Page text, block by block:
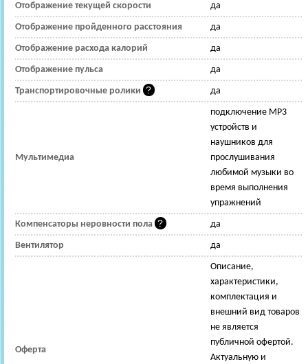
Отображение текущей скорости да
Отображение пройденного расстояния да
Отображение расхода калорий да
Отображение пульса да
Транспортировочные ролики да
Мультимедиа
подключение MР3
устройств и
наушников для
прослушивания
любимой музыки во
время выполнения
упражнений
Компенсаторы неровности пола да
Вентилятор да
Оферта
Описание,
характеристики,
комплектация и
внешний вид товаров
не является
публичной офертой.
Актуальную и